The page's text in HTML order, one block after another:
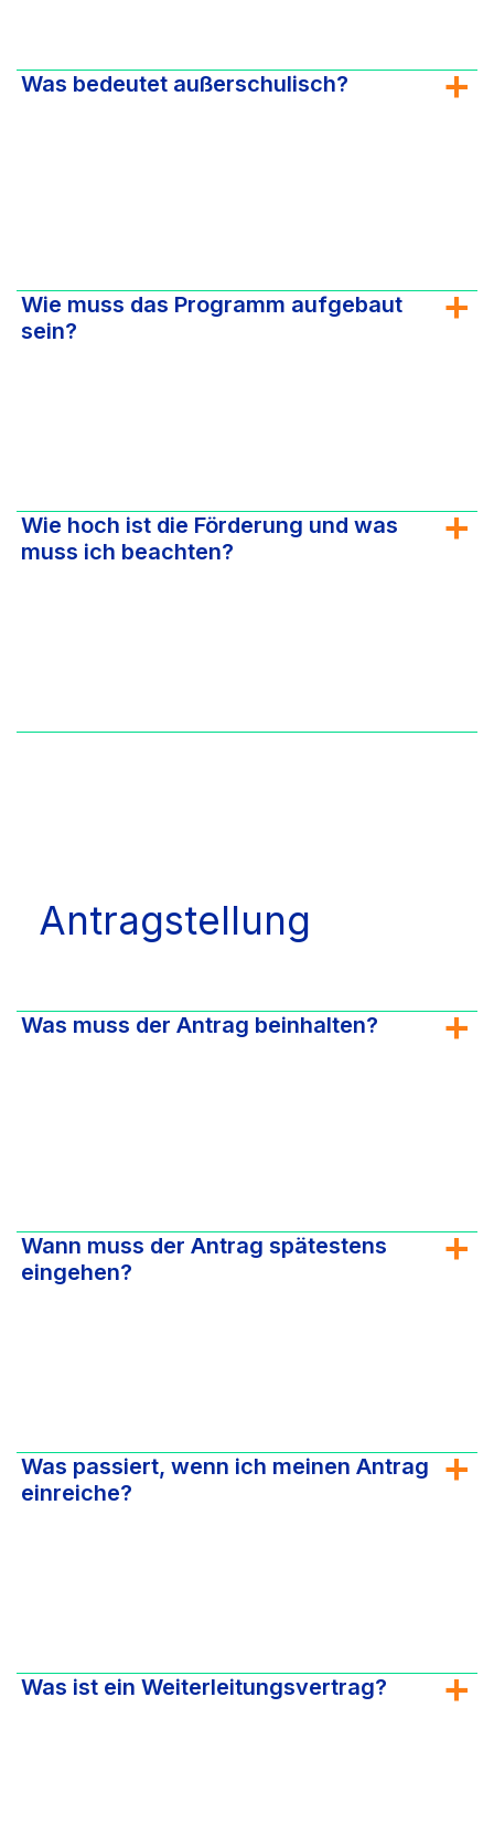
Was bedeutet außerschulisch?
Wie muss das Programm aufgebaut
sein?
Wie hoch ist die Förderung und was
muss ich beachten?
Antragstellung
Was muss der Antrag beinhalten?
Wann muss der Antrag spätestens
eingehen?
Was passiert, wenn ich meinen Antrag
einreiche?
Was ist ein Weiterleitungsvertrag?